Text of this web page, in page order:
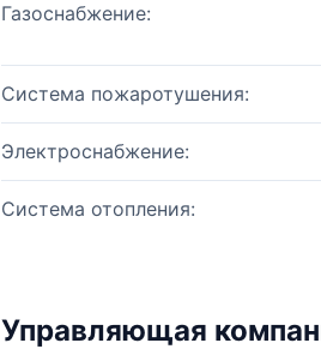
Газоснабжение:
Система пожаротушения:
Электроснабжение:
Система отопления:
Управляющая